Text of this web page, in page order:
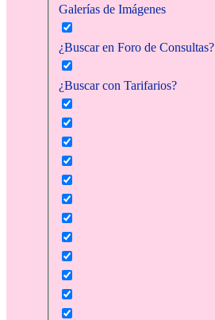
Galerías de Imágenes
¿Buscar en Foro de Consultas?
¿Buscar con Tarifarios?